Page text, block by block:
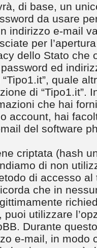
di base, un
da usare
indirizzo e-mail
per
dello Stato che
ed
quale
di “Tipo1.it”.
che hai
account, hai
del software
criptata (hash
di non
di accesso al
che in
puoi utilizzare
Durante
e-mail, in modo